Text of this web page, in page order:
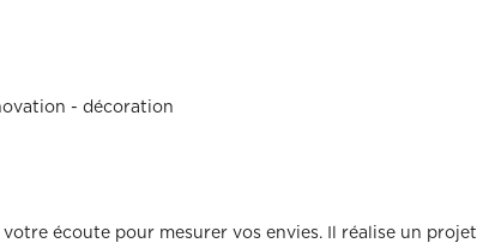
- décoration
écoute pour mesurer vos envies. Il réalise un projet